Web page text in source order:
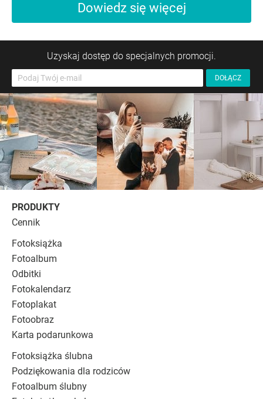
Dowiedz się więcej
Uzyskaj dostęp do specjalnych promocji.
PRODUKTY
Cennik
Fotoksiążka
Fotoalbum
Odbitki
Fotokalendarz
Fotoplakat
Fotoobraz
Karta podarunkowa
Fotoksiążka ślubna
Podziękowania dla rodziców
Fotoalbum ślubny